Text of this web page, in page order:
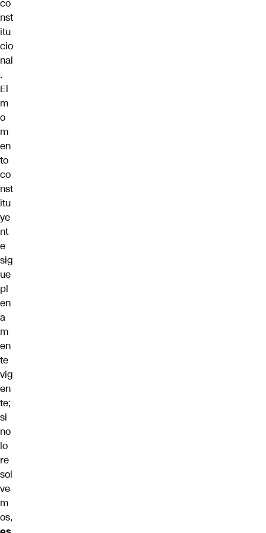
co
nst
itu
cio
nal
.
El
m
o
m
en
to
co
nst
itu
ye
nt
e
sig
ue
pl
en
a
m
en
te
vig
en
te;
si
no
lo
re
sol
ve
m
os,